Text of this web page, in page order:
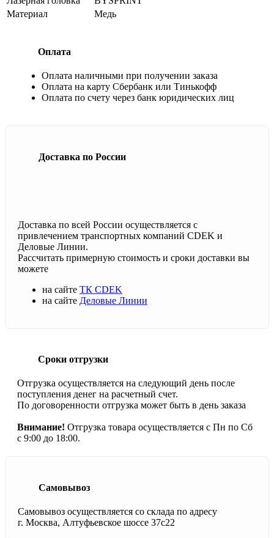
Материал
Медь
Оплата
Оплата наличными при получении заказа
Оплата на карту Сбербанк или Тинькофф
Оплата по счету через банк юридических лиц
Доставка по России
Доставка по всей России осуществляется с
привлечением транспортных компаний CDEK и
Деловые Линии.
Рассчитать примерную стоимость и сроки доставки вы
можете
на сайте ТК CDEK
на сайте Деловые Линии
Сроки отгрузки
Отгрузка осуществляется на следующий день после
поступления денег на расчетный счет.
По договоренности отгрузка может быть в день заказа
Внимание! Отгрузка товара осуществляется с Пн по Сб
с 9:00 до 18:00.
Самовывоз
Самовывоз осуществляется со склада по адресу
г. Москва, Алтуфьевское шоссе 37с22